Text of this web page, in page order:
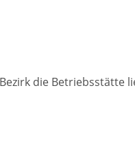
die Betriebsstätte